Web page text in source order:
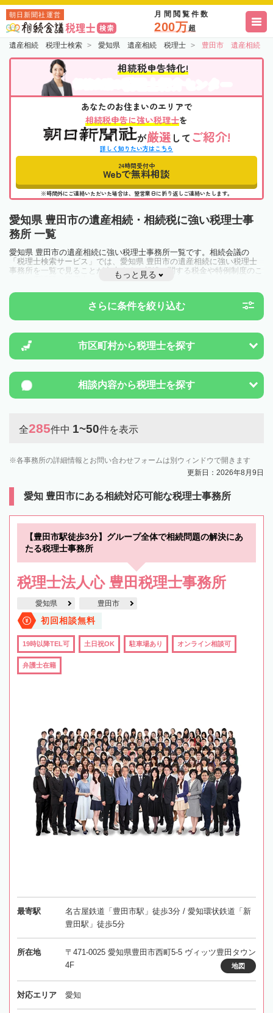
朝日新聞社運営 月間閲覧件数
200万超
遺産相続 税理士検索 愛知県 遺産相続 税理士 豊田市 遺産相続
相続税申告特化!
あなたのお住まいのエリアで
相続税申告に強い税理士を
が厳選 して ご紹介!
詳しく知りたい方はこちら
24時間受付中
Webで無料相談
※時間外にご連絡いただいた場合は、翌営業日に折り返しご連絡いたします。
愛知県 豊田市の遺産相続・相続税に強い税理士事
務所 一覧
愛知県 豊田市の遺産相続に強い税理士事務所一覧です。相続会議の
「税理士検索サービス」では、愛知県 豊田市の遺産相続に強い税理士
事務所を一覧で見ることが出来ます。相続に関する税金や特例制度のこ
とは一度近隣の税理士に相談してみましょう。
もっと見る
さらに条件を絞り込む
市区町村から税理士を探す
相談内容から税理士を探す
全285件中 1~50件を表示
各事務所の詳細情報とお問い合わせフォームは別ウィンドウで開きます
更新日：2026年8月9日
愛知 豊田市にある相続対応可能な税理士事務所
【豊田市駅徒歩3分】グループ全体で相続問題の解決にあ
たる税理士事務所
税理士法人心 豊田税理士事務所
愛知県 豊田市
初回相談無料
19時以降TEL可 土日祝OK 駐車場あり オンライン相談可
弁護士在籍
最寄駅
名古屋鉄道「豊田市駅」徒歩3分 / 愛知環状鉄道「新
豊田駅」徒歩5分
所在地
〒471-0025 愛知県豊田市西町5-5 ヴィッツ豊田タウン
4F
地図
対応エリア 愛知